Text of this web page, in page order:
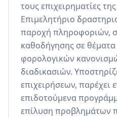
τους επιχειρηματίες
Επιμελητήριο
παροχή πληροφοριών,
καθοδήγησης σε
φορολογικών
διαδικασιών.
επιχειρήσεων, παρέχει
επιδοτούμενα
επίλυση προβλημάτων